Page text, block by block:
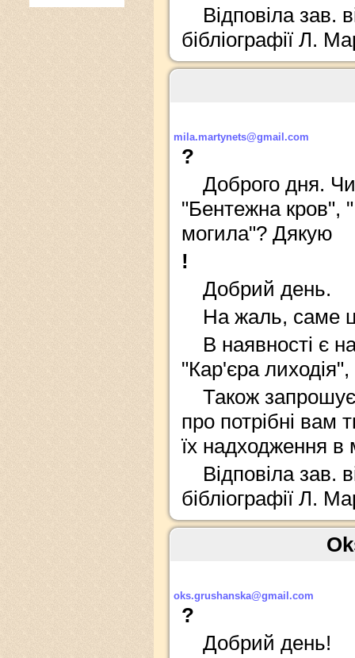
Відповіла зав.
бібліографії Л.
mila.martynets@gmail.com
?
Доброго дня. Чи
"Бентежна кров",
могила"? Дякую
!
Добрий день.
На жаль, саме
В наявності є
"Кар'єра
Також
про потрібні вам
їх надходження в
Відповіла зав.
бібліографії Л.
oks.grushanska@gmail.com
?
Добрий день!